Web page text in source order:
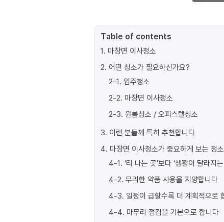
Table of contents
1. 마장면 이사청소
2. 어떤 청소가 필요하신가요?
2-1. 입주청소
2-2. 마장면 이사청소
2-3. 원룸청소 / 오피스텔청소
3. 이런 분들께 특히 추천합니다
4. 마장면 이사청소가 중요하게 보는 청
4-1. ‘티 나는 곳’보다 ‘생활이 달라지
4-2. 무리한 약품 사용을 지양합니다
4-3. 일정이 급할수록 더 계획적으로
4-4. 마무리 점검을 기본으로 합니다